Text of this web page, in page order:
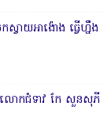
វាយអាង៉ោង ធ្វើហ្នឹង
ោកជំទាវ កែ សួនសុភី